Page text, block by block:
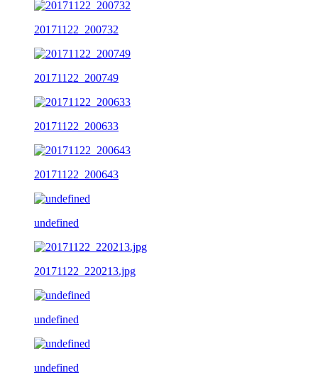
20171122_200732
20171122_200749
20171122_200633
20171122_200643
undefined
20171122_220213.jpg
undefined
undefined